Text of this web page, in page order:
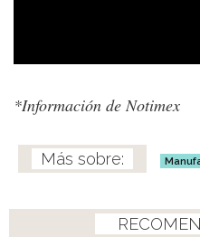
*Información de Notimex